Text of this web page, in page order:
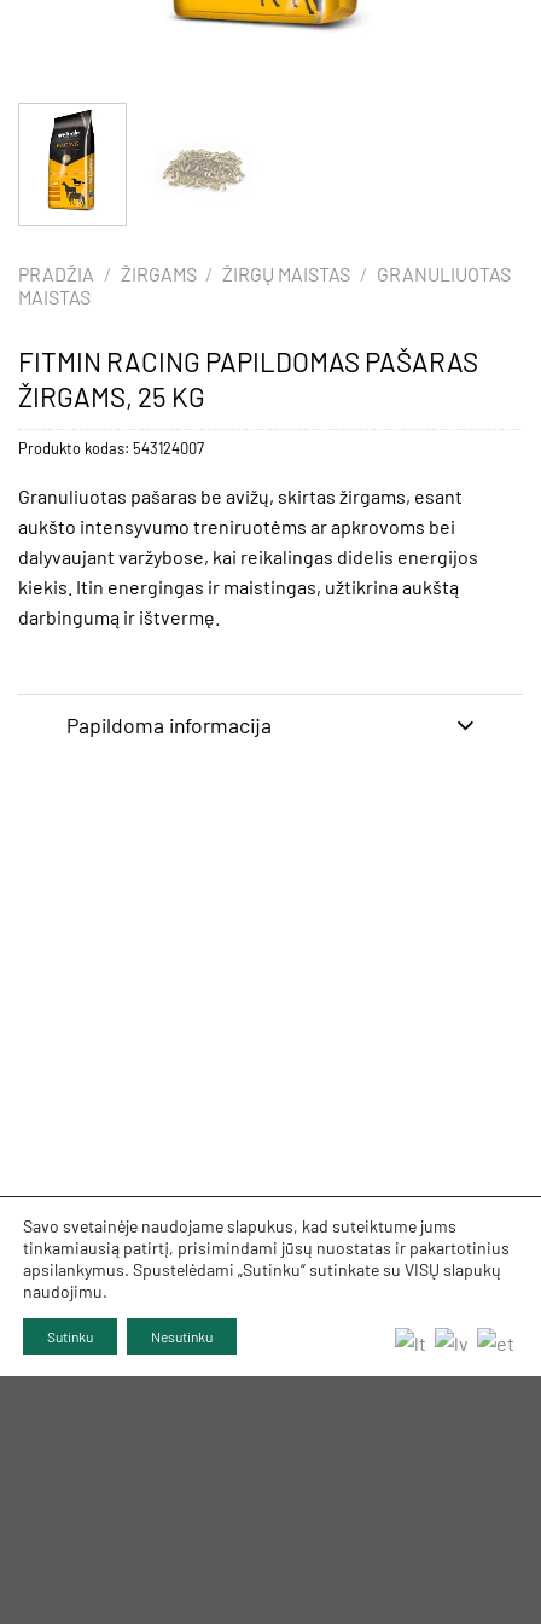
PRADŽIA / ŽIRGAMS / ŽIRGŲ MAISTAS / GRANULIUOTAS
MAISTAS
FITMIN RACING PAPILDOMAS PAŠARAS
ŽIRGAMS, 25 KG
Produkto kodas: 543124007
Granuliuotas pašaras be avižų, skirtas žirgams, esant
aukšto intensyvumo treniruotėms ar apkrovoms bei
dalyvaujant varžybose, kai reikalingas didelis energijos
kiekis. Itin energingas ir maistingas, užtikrina aukštą
darbingumą ir ištvermę.
Papildoma informacija
Savo svetainėje naudojame slapukus, kad suteiktume jums
tinkamiausią patirtį, prisimindami jūsų nuostatas ir pakartotinius
apsilankymus. Spustelėdami „Sutinku“ sutinkate su VISŲ slapukų
naudojimu.
Sutinku Nesutinku